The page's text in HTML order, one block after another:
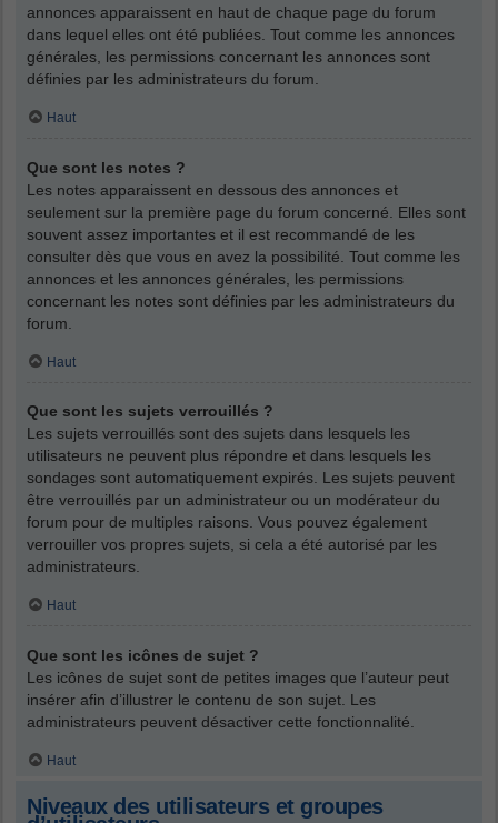
annonces apparaissent en haut de chaque page du forum
dans lequel elles ont été publiées. Tout comme les annonces
générales, les permissions concernant les annonces sont
définies par les administrateurs du forum.
Haut
Que sont les notes ?
Les notes apparaissent en dessous des annonces et
seulement sur la première page du forum concerné. Elles sont
souvent assez importantes et il est recommandé de les
consulter dès que vous en avez la possibilité. Tout comme les
annonces et les annonces générales, les permissions
concernant les notes sont définies par les administrateurs du
forum.
Haut
Que sont les sujets verrouillés ?
Les sujets verrouillés sont des sujets dans lesquels les
utilisateurs ne peuvent plus répondre et dans lesquels les
sondages sont automatiquement expirés. Les sujets peuvent
être verrouillés par un administrateur ou un modérateur du
forum pour de multiples raisons. Vous pouvez également
verrouiller vos propres sujets, si cela a été autorisé par les
administrateurs.
Haut
Que sont les icônes de sujet ?
Les icônes de sujet sont de petites images que l’auteur peut
insérer afin d’illustrer le contenu de son sujet. Les
administrateurs peuvent désactiver cette fonctionnalité.
Haut
Niveaux des utilisateurs et groupes